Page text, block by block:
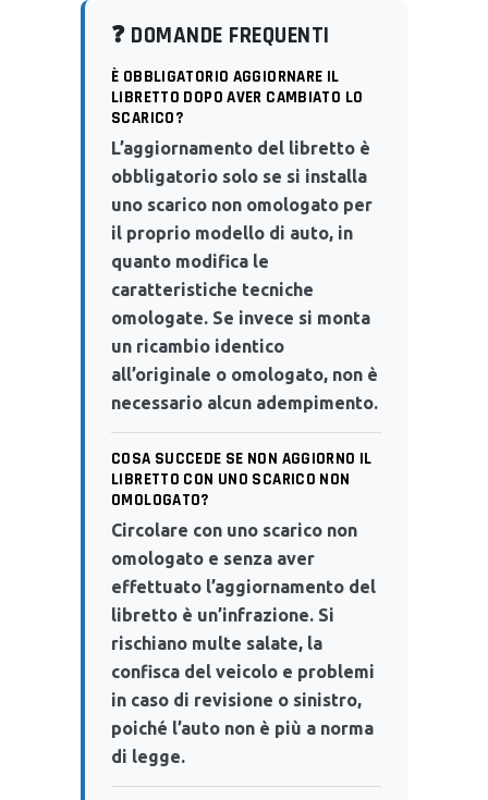
❓ DOMANDE FREQUENTI
È OBBLIGATORIO AGGIORNARE IL
LIBRETTO DOPO AVER CAMBIATO LO
SCARICO?
L’aggiornamento del libretto è
obbligatorio solo se si installa
uno scarico non omologato per
il proprio modello di auto, in
quanto modifica le
caratteristiche tecniche
omologate. Se invece si monta
un ricambio identico
all’originale o omologato, non è
necessario alcun adempimento.
COSA SUCCEDE SE NON AGGIORNO IL
LIBRETTO CON UNO SCARICO NON
OMOLOGATO?
Circolare con uno scarico non
omologato e senza aver
effettuato l’aggiornamento del
libretto è un’infrazione. Si
rischiano multe salate, la
confisca del veicolo e problemi
in caso di revisione o sinistro,
poiché l’auto non è più a norma
di legge.